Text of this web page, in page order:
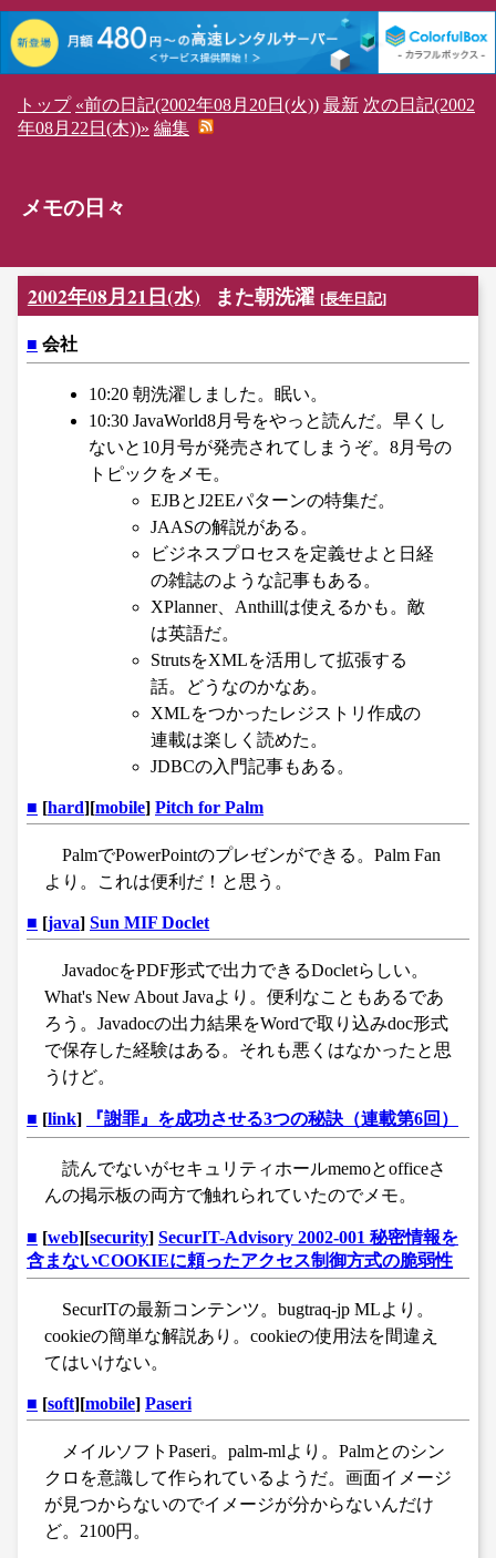
トップ «前の日記(2002年08月20日(火)) 最新 次の日記(2002
年08月22日(木))» 編集
メモの日々
2002年08月21日(水) また朝洗濯 [長年日記]
■ 会社
10:20 朝洗濯しました。眠い。
10:30 JavaWorld8月号をやっと読んだ。早くし
ないと10月号が発売されてしまうぞ。8月号の
トピックをメモ。
EJBとJ2EEパターンの特集だ。
JAASの解説がある。
ビジネスプロセスを定義せよと日経
の雑誌のような記事もある。
XPlanner、Anthillは使えるかも。敵
は英語だ。
StrutsをXMLを活用して拡張する
話。どうなのかなあ。
XMLをつかったレジストリ作成の
連載は楽しく読めた。
JDBCの入門記事もある。
■ [hard][mobile] Pitch for Palm
PalmでPowerPointのプレゼンができる。Palm Fan
より。これは便利だ！と思う。
■ [java] Sun MIF Doclet
JavadocをPDF形式で出力できるDocletらしい。
What's New About Javaより。便利なこともあるであ
ろう。Javadocの出力結果をWordで取り込みdoc形式
で保存した経験はある。それも悪くはなかったと思
うけど。
■ [link] 『謝罪』を成功させる3つの秘訣（連載第6回）
読んでないがセキュリティホールmemoとofficeさ
んの掲示板の両方で触れられていたのでメモ。
■ [web][security] SecurIT-Advisory 2002-001 秘密情報を
含まないCOOKIEに頼ったアクセス制御方式の脆弱性
SecurITの最新コンテンツ。bugtraq-jp MLより。
cookieの簡単な解説あり。cookieの使用法を間違え
てはいけない。
■ [soft][mobile] Paseri
メイルソフトPaseri。palm-mlより。Palmとのシン
クロを意識して作られているようだ。画面イメージ
が見つからないのでイメージが分からないんだけ
ど。2100円。